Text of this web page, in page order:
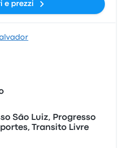
e prezzi
São Luiz, Progresso
Transito Livre